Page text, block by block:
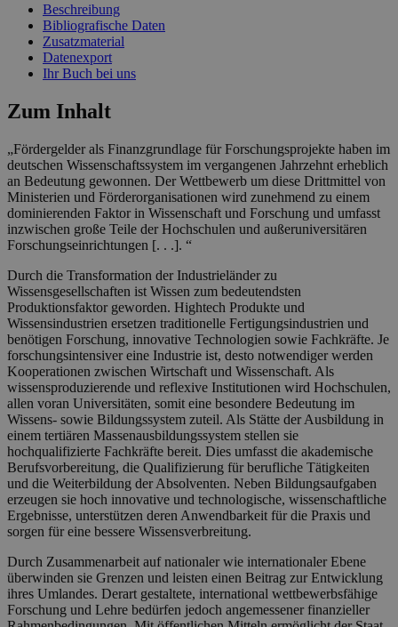
Beschreibung
Bibliografische Daten
Zusatzmaterial
Datenexport
Ihr Buch bei uns
Zum Inhalt
„Fördergelder als Finanzgrundlage für Forschungsprojekte haben im
deutschen Wissenschaftssystem im vergangenen Jahrzehnt erheblich
an Bedeutung gewonnen. Der Wettbewerb um diese Drittmittel von
Ministerien und Förderorganisationen wird zunehmend zu einem
dominierenden Faktor in Wissenschaft und Forschung und umfasst
inzwischen große Teile der Hochschulen und außeruniversitären
Forschungseinrichtungen [. . .]. “
Durch die Transformation der Industrieländer zu
Wissensgesellschaften ist Wissen zum bedeutendsten
Produktionsfaktor geworden. Hightech Produkte und
Wissensindustrien ersetzen traditionelle Fertigungsindustrien und
benötigen Forschung, innovative Technologien sowie Fachkräfte. Je
forschungsintensiver eine Industrie ist, desto notwendiger werden
Kooperationen zwischen Wirtschaft und Wissenschaft. Als
wissensproduzierende und reflexive Institutionen wird Hochschulen,
allen voran Universitäten, somit eine besondere Bedeutung im
Wissens- sowie Bildungssystem zuteil. Als Stätte der Ausbildung in
einem tertiären Massenausbildungssystem stellen sie
hochqualifizierte Fachkräfte bereit. Dies umfasst die akademische
Berufsvorbereitung, die Qualifizierung für berufliche Tätigkeiten
und die Weiterbildung der Absolventen. Neben Bildungsaufgaben
erzeugen sie hoch innovative und technologische, wissenschaftliche
Ergebnisse, unterstützen deren Anwendbarkeit für die Praxis und
sorgen für eine bessere Wissensverbreitung.
Durch Zusammenarbeit auf nationaler wie internationaler Ebene
überwinden sie Grenzen und leisten einen Beitrag zur Entwicklung
ihres Umlandes. Derart gestaltete, international wettbewerbsfähige
Forschung und Lehre bedürfen jedoch angemessener finanzieller